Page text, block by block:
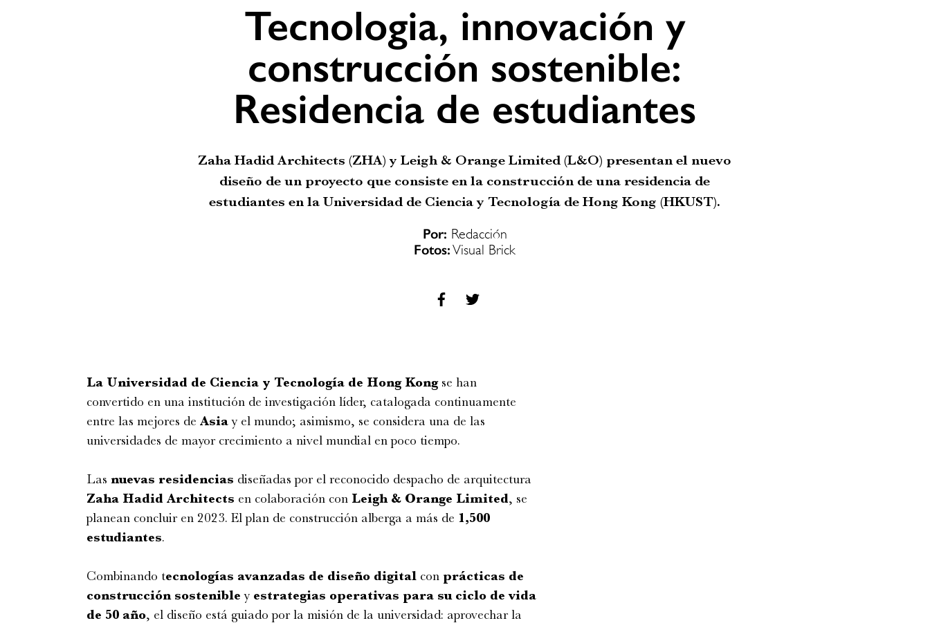
Tecnologia, innovación y
construcción sostenible:
Residencia de estudiantes
Zaha Hadid Architects (ZHA) y Leigh & Orange Limited (L&O) presentan el nuevo
diseño de un proyecto que consiste en la construcción de una residencia de
estudiantes en la Universidad de Ciencia y Tecnología de Hong Kong (HKUST).
Por: Redacción
Fotos:Visual Brick
La Universidad de Ciencia y Tecnología de Hong Kongse han
convertido en una institución de investigación líder, catalogada continuamente
entre las mejores de Asiay el mundo; asimismo, se considera una de las
universidades de mayor crecimiento a nivel mundial en poco tiempo.
Las nuevas residencias diseñadas por el reconocido despacho de arquitectura
Zaha Hadid Architects en colaboración con Leigh & Orange Limited, se
planean concluir en 2023. El plan de construcción alberga a más de 1,500
estudiantes.
Combinando tecnologías avanzadas de diseño digital con prácticas de
construcción sostenible y estrategias operativas para su ciclo de vida
de 50 año, el diseño está guiado por la misión de la universidad: aprovechar la